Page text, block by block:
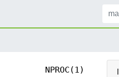
NPROC(1)